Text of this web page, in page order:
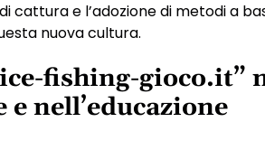
cattura e l’adozione di metodi a
nuova cultura.
fishing-gioco.it”
nell’educazione